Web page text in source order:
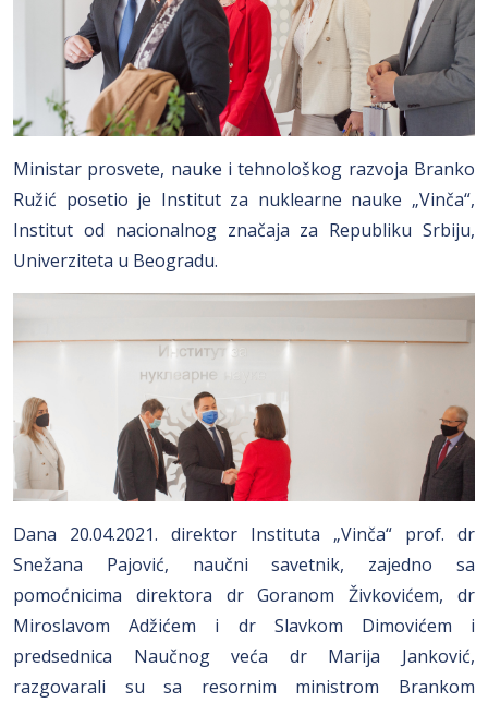
Ministar prosvete, nauke i tehnološkog razvoja Branko
Ružić posetio je Institut za nuklearne nauke „Vinča“,
Institut od nacionalnog značaja za Republiku Srbiju,
Univerziteta u Beogradu.
Dana 20.04.2021. direktor Instituta „Vinča“ prof. dr
Snežana Pajović, naučni savetnik, zajedno sa
pomoćnicima direktora dr Goranom Živkovićem, dr
Miroslavom Adžićem i dr Slavkom Dimovićem i
predsednica Naučnog veća dr Marija Janković,
razgovarali su sa resornim ministrom Brankom